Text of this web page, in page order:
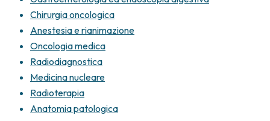
paziente.
Colonscopia
Entro 1 anno dall’intervento chirurgico
Poi a 3 anni
Successivamente ogni 5 anni
Il follow-up si estende in genere per
una frequenza di controlli più ravvicinata all’inizio,
Chirurgia oncologica
Anestesia e rianimazione
Oncologia medica
Radiodiagnostica
Medicina nucleare
Radioterapia
Anatomia patologica